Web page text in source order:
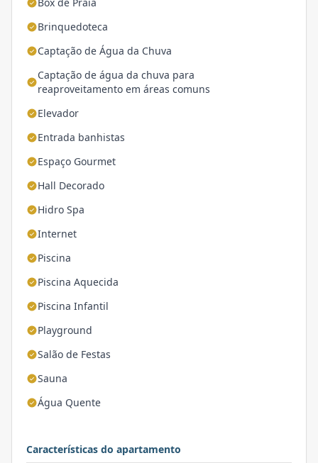
Brinquedoteca
Captação de Água da Chuva
Captação de água da chuva para
reaproveitamento em áreas comuns
Elevador
Entrada banhistas
Espaço Gourmet
Hall Decorado
Hidro Spa
Internet
Piscina
Piscina Aquecida
Piscina Infantil
Playground
Salão de Festas
Sauna
Água Quente
Características do apartamento